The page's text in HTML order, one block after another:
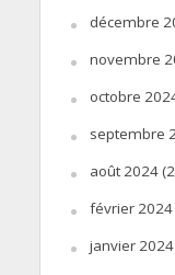
décembre
novembre
octobre
septembre
août 2024
février 2024
janvier 2024